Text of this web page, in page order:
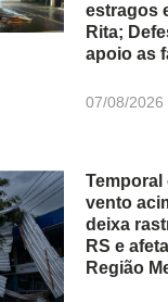
estragos
Rita;
apoio as
07/08/2026
Temporal
vento
deixa
RS e
Região